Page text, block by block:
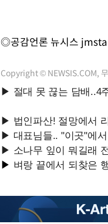
◎공감언론 뉴시스
Copyright © NEWSIS.COM,